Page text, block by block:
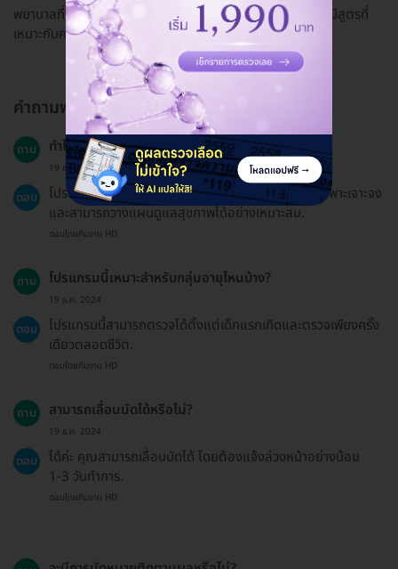
พยาบาลที่นี้เจาะทีเดียวอยู่ มีมาตรฐานดีมาก ปลอดภัย ที่สำคัญมีสูตรที่
เหมาะกับความต้องการของทุกคน แนะนำดีมากบริการอย่างดี
คำถามพบบ่อย
ถาม ทำไมถึงควรเลือกทำโปรแกรมนี้?
19 ธ.ค. 2024
ตอบ
โปรแกรมนี้จะช่วยให้คุณเข้าใจความเสี่ยงทางสุขภาพที่เฉพาะเจาะจง
และสามารถวางแผนดูแลสุขภาพได้อย่างเหมาะสม.
ตอบโดยทีมงาน HD
ถาม โปรแกรมนี้เหมาะสำหรับกลุ่มอายุไหนบ้าง?
19 ธ.ค. 2024
ตอบ
โปรแกรมนี้สามารถตรวจได้ตั้งแต่เด็กแรกเกิดและตรวจเพียงครั้ง
เดียวตลอดชีวิต.
ตอบโดยทีมงาน HD
ถาม สามารถเลื่อนนัดได้หรือไม่?
19 ธ.ค. 2024
ตอบ
ได้ค่ะ คุณสามารถเลื่อนนัดได้ โดยต้องแจ้งล่วงหน้าอย่างน้อย
1-3 วันทำการ.
ตอบโดยทีมงาน HD